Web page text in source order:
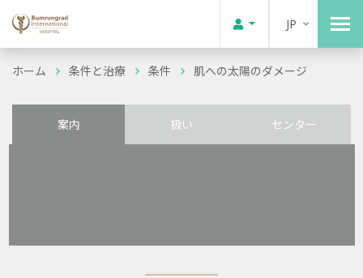
JP
ホーム 条件と治療 条件 肌への太陽のダメージ
案内 扱い センター